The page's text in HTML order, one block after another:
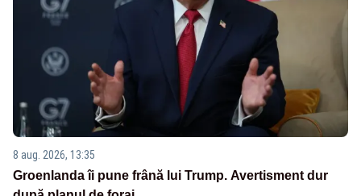
8 aug. 2026, 13:35
Groenlanda îi pune frână lui Trump. Avertisment dur